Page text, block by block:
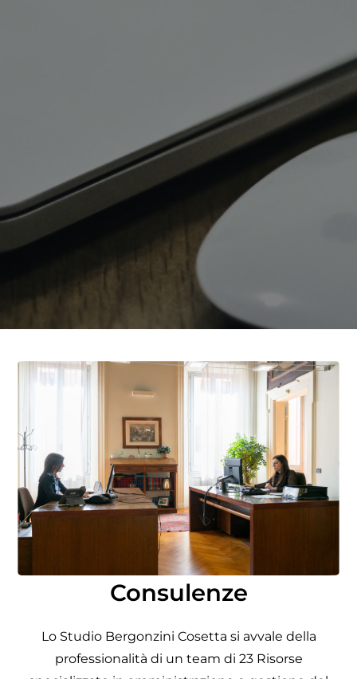
Consulenze
Lo Studio Bergonzini Cosetta si avvale della
professionalità di un team di 23 Risorse